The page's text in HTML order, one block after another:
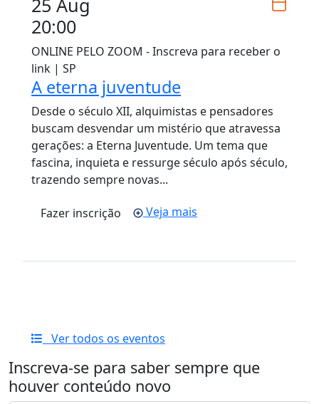
20:00
ONLINE PELO ZOOM - Inscreva para receber o
link | SP
A eterna juventude
Desde o século XII, alquimistas e pensadores
buscam desvendar um mistério que atravessa
gerações: a Eterna Juventude. Um tema que
fascina, inquieta e ressurge século após século,
trazendo sempre novas...
Fazer inscrição Veja mais
Ver todos os eventos
Inscreva-se para saber sempre que
houver conteúdo novo